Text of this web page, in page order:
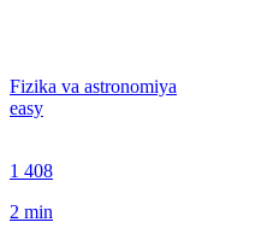
Fizika va astronomiya
easy
1 408
2 min